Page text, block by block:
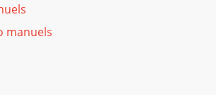
manuels